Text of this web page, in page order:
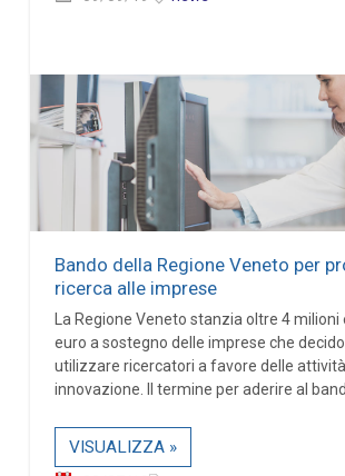
Bando della Regione Veneto per
ricerca alle imprese
La Regione Veneto stanzia oltre 4 milioni
euro a sostegno delle imprese che
utilizzare ricercatori a favore delle
innovazione. Il termine per aderire al
VISUALIZZA »